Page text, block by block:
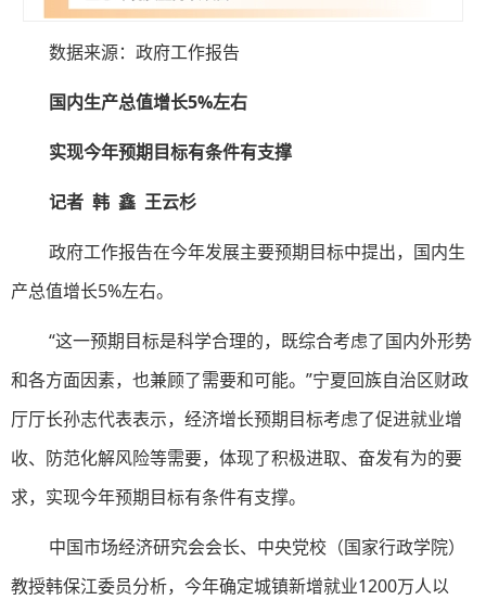
数据来源：政府工作报告
国内生产总值增长5%左右
实现今年预期目标有条件有支撑
记者 韩 鑫 王云杉
政府工作报告在今年发展主要预期目标中提出，国内生
产总值增长5%左右。
“这一预期目标是科学合理的，既综合考虑了国内外形势
和各方面因素，也兼顾了需要和可能。”宁夏回族自治区财政
厅厅长孙志代表表示，经济增长预期目标考虑了促进就业增
收、防范化解风险等需要，体现了积极进取、奋发有为的要
求，实现今年预期目标有条件有支撑。
中国市场经济研究会会长、中央党校（国家行政学院）
教授韩保江委员分析，今年确定城镇新增就业1200万人以